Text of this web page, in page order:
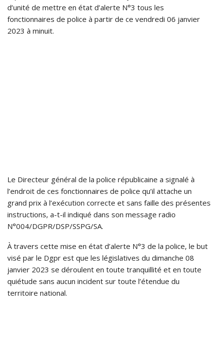
d’unité de mettre en état d’alerte N°3 tous les
fonctionnaires de police à partir de ce vendredi 06 janvier
2023 à minuit.
Le Directeur général de la police républicaine a signalé à
l’endroit de ces fonctionnaires de police qu’il attache un
grand prix à l’exécution correcte et sans faille des présentes
instructions, a-t-il indiqué dans son message radio
N°004/DGPR/DSP/SSPG/SA.
À travers cette mise en état d’alerte N°3 de la police, le but
visé par le Dgpr est que les législatives du dimanche 08
janvier 2023 se déroulent en toute tranquillité et en toute
quiétude sans aucun incident sur toute l’étendue du
territoire national.